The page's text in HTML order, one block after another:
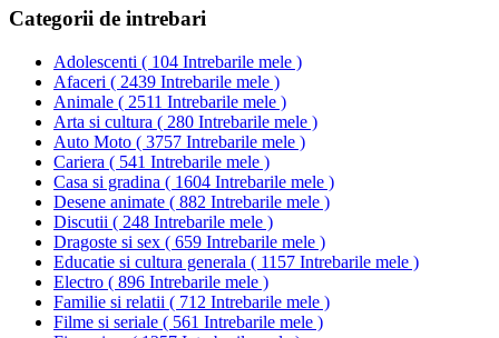
Categorii de intrebari
Adolescenti ( 104 Intrebarile mele )
Afaceri ( 2439 Intrebarile mele )
Animale ( 2511 Intrebarile mele )
Arta si cultura ( 280 Intrebarile mele )
Auto Moto ( 3757 Intrebarile mele )
Cariera ( 541 Intrebarile mele )
Casa si gradina ( 1604 Intrebarile mele )
Desene animate ( 882 Intrebarile mele )
Discutii ( 248 Intrebarile mele )
Dragoste si sex ( 659 Intrebarile mele )
Educatie si cultura generala ( 1157 Intrebarile mele )
Electro ( 896 Intrebarile mele )
Familie si relatii ( 712 Intrebarile mele )
Filme si seriale ( 561 Intrebarile mele )